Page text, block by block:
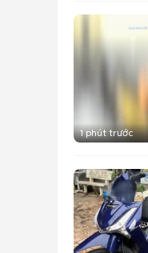
1 phút trước